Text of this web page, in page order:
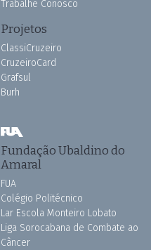
Trabalhe Conosco
Projetos
ClassiCruzeiro
CruzeiroCard
Grafsul
Burh
Fundação Ubaldino do
Amaral
FUA
Colégio Politécnico
Lar Escola Monteiro Lobato
Liga Sorocabana de Combate ao
Câncer